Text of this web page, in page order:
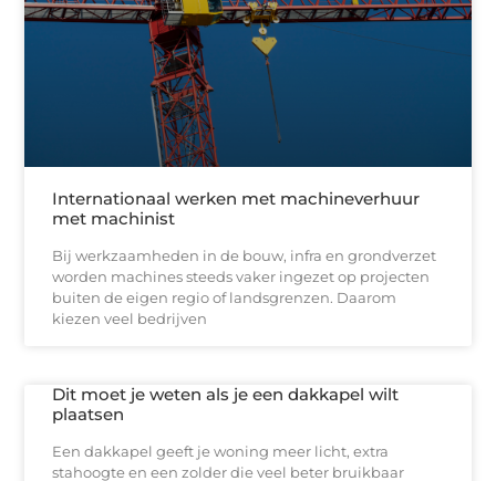
Internationaal werken met machineverhuur
met machinist
Bij werkzaamheden in de bouw, infra en grondverzet
worden machines steeds vaker ingezet op projecten
buiten de eigen regio of landsgrenzen. Daarom
kiezen veel bedrijven
Dit moet je weten als je een dakkapel wilt
plaatsen
Een dakkapel geeft je woning meer licht, extra
stahoogte en een zolder die veel beter bruikbaar